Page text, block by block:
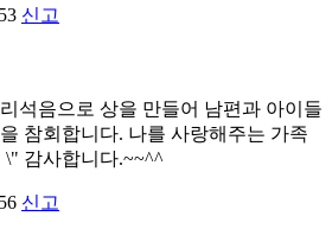
신고
석음으로 상을 만들어 남편과 아이들
참회합니다. 나를 사랑해주는 가족
\" 감사합니다.~~^^
신고